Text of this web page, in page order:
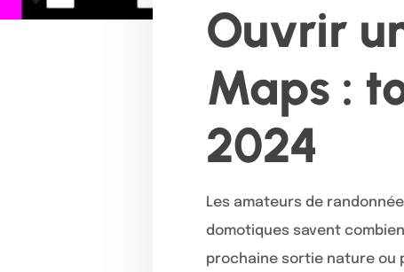
Ouvrir
Maps :
2024
Les amateurs de
domotiques savent
prochaine sortie nature ou